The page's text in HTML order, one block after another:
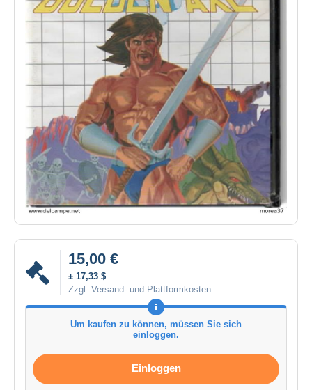
15,00 €
± 17,33 $
Zzgl. Versand- und Plattformkosten
Um kaufen zu können, müssen Sie sich
einloggen.
Einloggen